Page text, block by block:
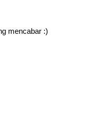
mencabar :)